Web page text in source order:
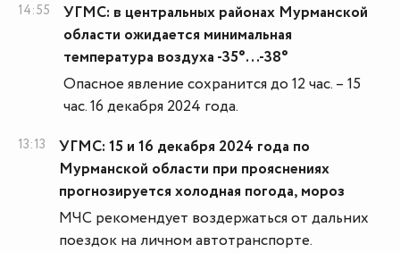
14:55
УГМС: в центральных районах Мурманской
области ожидается минимальная
температура воздуха -35°...-38°
Опасное явление сохранится до 12 час. – 15
час. 16 декабря 2024 года.
13:13
УГМС: 15 и 16 декабря 2024 года по
Мурманской области при прояснениях
прогнозируется холодная погода, мороз
МЧС рекомендует воздержаться от дальних
поездок на личном автотранспорте.